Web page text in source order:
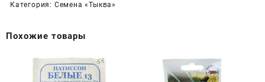
Категория: Семена «Тыква»
Похожие товары